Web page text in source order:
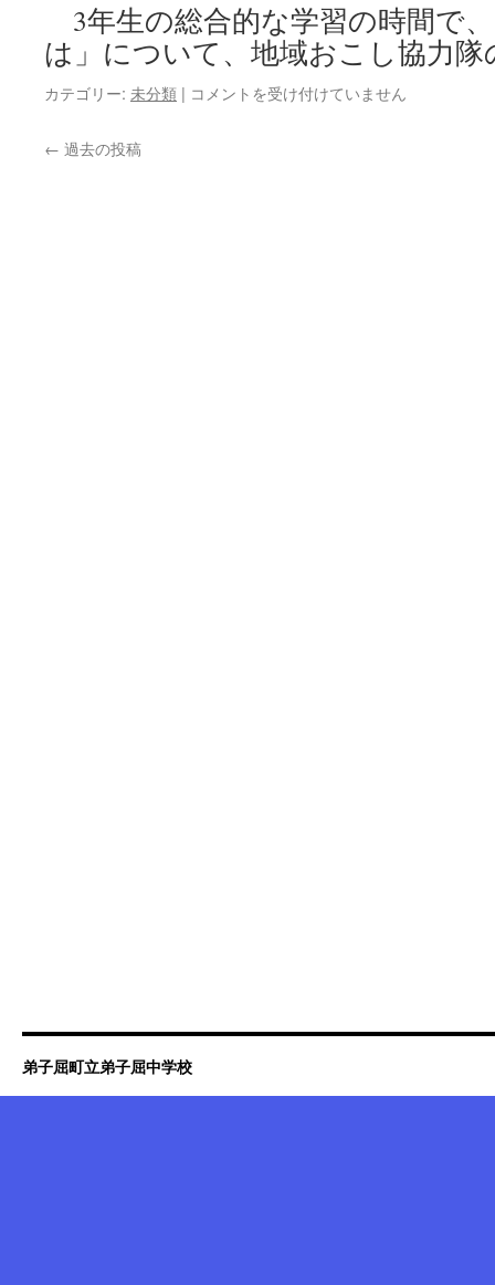
た
は
3年生の総合的な学習の時間で
は」について、地域おこし協力
カテゴリー: 未分類 | 3
コメントを受け付けていません
← 過去の投稿
弟子屈町立弟子屈中学校